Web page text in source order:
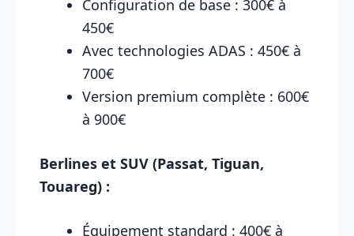
Configuration de base : 300€ à
450€
Avec technologies ADAS : 450€ à
700€
Version premium complète : 600€
à 900€
Berlines et SUV (Passat, Tiguan,
Touareg) :
Équipement standard : 400€ à